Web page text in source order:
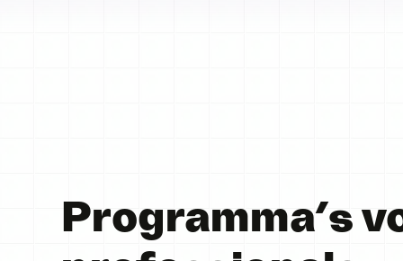
Programma’s